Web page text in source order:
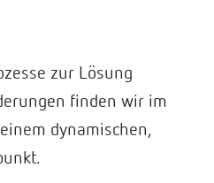
zur Lösung
finden wir im
dynamischen,